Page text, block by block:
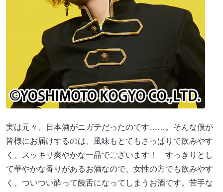
実は元々、日本酒がニガテだったのです……。そんな僕が
皆様にお届けするのは、風味もとてもさっぱりで飲みやす
く、スッキリ爽やかな一品でございます！ すっきりとし
て華やかな香りがあるお酒なので、女性の方でも飲みやす
く、ついつい酔って饒舌になってしまうお酒です。苦手な